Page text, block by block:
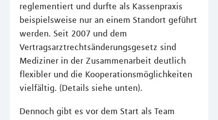
reglementiert und durfte als Kassenpraxis
beispielsweise nur an einem Standort geführt
werden. Seit 2007 und dem
Vertragsarztrechtsänderungsgesetz sind
Mediziner in der Zusammenarbeit deutlich
flexibler und die Kooperationsmöglichkeiten
vielfältig. (Details siehe unten).
Dennoch gibt es vor dem Start als Team